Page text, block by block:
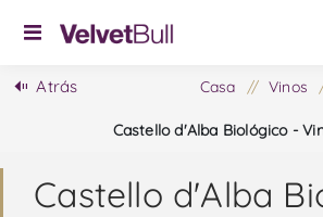
Atrás Casa / Vinos
Castello d'Alba Biológico -
Castello d'Alba